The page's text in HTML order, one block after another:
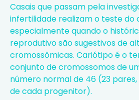
Casais que passam pela
infertilidade realizam o teste do
especialmente quando o
reprodutivo são sugestivos de
cromossômicas. Cariótipo é o
conjunto de cromossomos de
número normal de 46 (23
de cada progenitor).